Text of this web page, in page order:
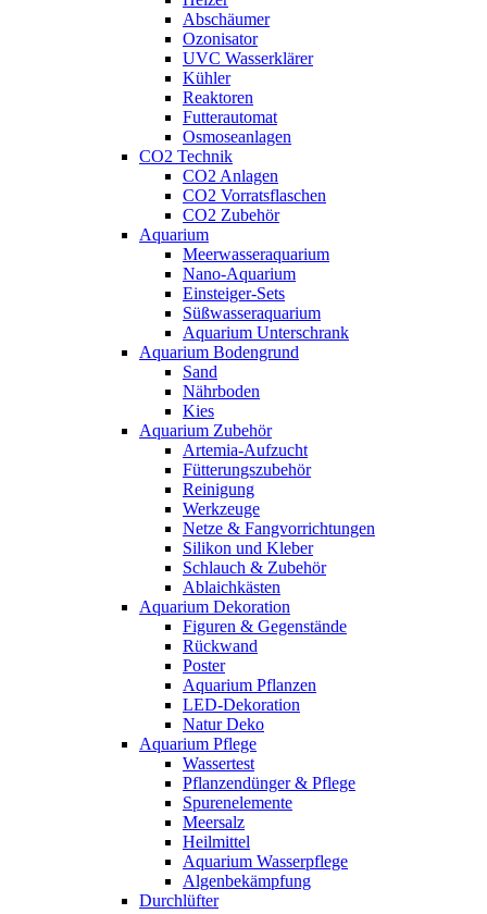
Abschäumer
Ozonisator
UVC Wasserklärer
Kühler
Reaktoren
Futterautomat
Osmoseanlagen
CO2 Technik
CO2 Anlagen
CO2 Vorratsflaschen
CO2 Zubehör
Aquarium
Meerwasseraquarium
Nano-Aquarium
Einsteiger-Sets
Süßwasseraquarium
Aquarium Unterschrank
Aquarium Bodengrund
Sand
Nährboden
Kies
Aquarium Zubehör
Artemia-Aufzucht
Fütterungszubehör
Reinigung
Werkzeuge
Netze & Fangvorrichtungen
Silikon und Kleber
Schlauch & Zubehör
Ablaichkästen
Aquarium Dekoration
Figuren & Gegenstände
Rückwand
Poster
Aquarium Pflanzen
LED-Dekoration
Natur Deko
Aquarium Pflege
Wassertest
Pflanzendünger & Pflege
Spurenelemente
Meersalz
Heilmittel
Aquarium Wasserpflege
Algenbekämpfung
Durchlüfter